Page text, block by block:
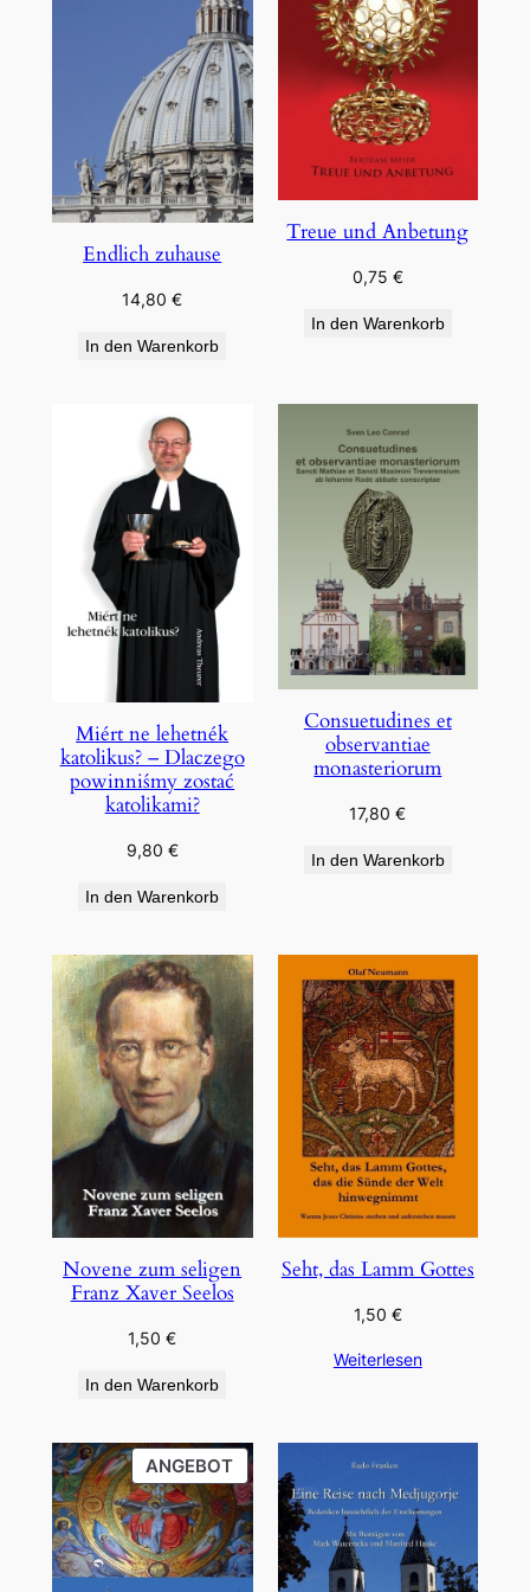
Endlich zuhause
14,80€
In den Warenkorb
Treue und Anbetung
0,75 €
In den Warenkorb
Miért ne lehetnék
katolikus? – Dlaczego
powinniśmy zostać
katolikami?
9,80 €
In den Warenkorb
Consuetudines et
observantiae
monasteriorum
17,80€
In den Warenkorb
Novene zum seligen
Franz Xaver Seelos
1,50€
In den Warenkorb
Seht, das Lamm Gottes
1,50 €
Weiterlesen
ANGEBOTPRODUKT
IM
ANGEBOT